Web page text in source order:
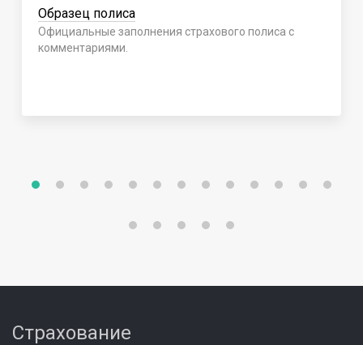
Образец полиса
Официальные заполнения страхового полиса с
комментариями.
Страхование